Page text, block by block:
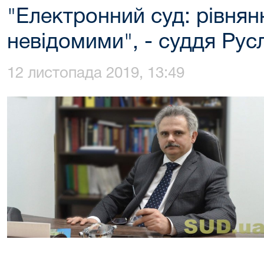
"Електронний суд:
невідомими", - суддя
12 листопада 2019, 13:49